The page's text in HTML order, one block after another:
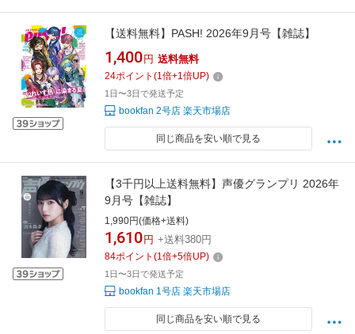
【送料無料】PASH! 2026年9月号【雑誌】
1,400 円 送料無料
24ポイント (1倍+1倍UP)
1日〜3日で発送予定
bookfan 2号店 楽天市場店
同じ商品を安い順で見る
【3千円以上送料無料】声優グランプリ 2026年
9月号【雑誌】
1,990円(価格+送料)
1,610 円 +送料380円
84ポイント (1倍+5倍UP)
1日〜3日で発送予定
bookfan 1号店 楽天市場店
同じ商品を安い順で見る